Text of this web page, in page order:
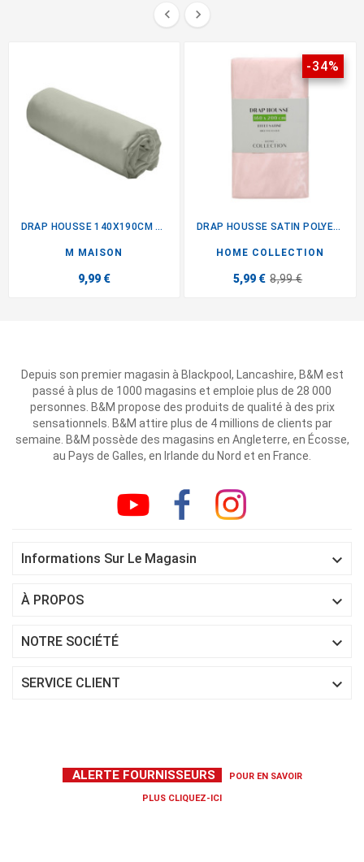
 
DRAP HOUSSE 140X190CM VERT
M MAISON
9,99 €
-34%
DRAP HOUSSE SATIN POLYESTER...
HOME COLLECTION
5,99 € 8,99 €
Depuis son premier magasin à Blackpool, Lancashire, B&M est
passé à plus de 1000 magasins et emploie plus de 28 000
personnes. B&M propose des produits de qualité à des prix
sensationnels. B&M attire plus de 4 millions de clients par
semaine. B&M possède des magasins en Angleterre, en Écosse,
au Pays de Galles, en Irlande du Nord et en France.
Informations Sur Le Magasin 
À PROPOS 
NOTRE SOCIÉTÉ 
SERVICE CLIENT 
ALERTE FOURNISSEURS POUR EN SAVOIR
PLUS CLIQUEZ-ICI